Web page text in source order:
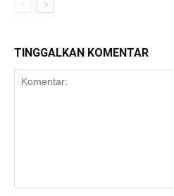
TINGGALKAN KOMENTAR